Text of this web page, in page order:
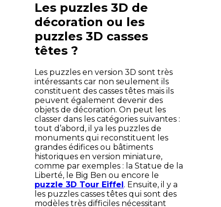
Les puzzles 3D de
décoration ou les
puzzles 3D casses
têtes ?
Les puzzles en version 3D sont très
intéressants car non seulement ils
constituent des casses têtes mais ils
peuvent également devenir des
objets de décoration. On peut les
classer dans les catégories suivantes :
tout d’abord, il ya les puzzles de
monuments qui reconstituent les
grandes édifices ou bâtiments
historiques en version miniature,
comme par exemples : la Statue de la
Liberté, le Big Ben ou encore le
puzzle 3D Tour Eiffel . Ensuite, il y a
les puzzles casses têtes qui sont des
modèles très difficiles nécessitant